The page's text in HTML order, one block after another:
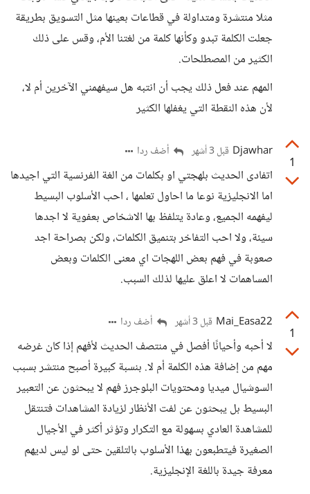
مثلا منتشرة ومتداولة في قطاعات بعينها مثل التسويق بطريقة
جعلت الكلمة تبدو وكأنها كلمة من لغتنا الأم، وقس على ذلك
الكثير من المصطلحات.
المهم عند فعل ذلك يجب أن انتبه هل سيفهمني الآخرين أم لا،
لأن هذه النقطة التي يغفلها الكثير
1
Djawhar قبل 3 أشهر أضف ردا
اتفادى الحديث بلهجتي او بكلمات من الغة الفرنسية التي اجيدها
اما الانجليزية نوعا ما احاول تعلمها ، احب الأسلوب البسيط
ليفهمه الجميع، وعادة يتلفظ بها الاشخاص بعفوية لا اجدها
سيئة، ولا احب التفاخر بتنميق الكلمات، ولكن بصراحة اجد
صعوبة في فهم بعض اللهجات اي معنى الكلمات وبعض
المساهمات لا اعلق عليها لذلك السبب.
1
Mai_Easa22 قبل 3 أشهر أضف ردا
لا أحبه وأحيانًا أفصل في منتصف الحديث لأفهم إذا كان غرضه
مهم من إضافة هذه الكلمة أم لا. بنسبة كبيرة أصبح منتشر بسبب
السوشيال ميديا ومحتويات البلوجرز فهم لا يبحثون عن التعبير
البسيط بل يبحثون عن لفت الأنظار لزيادة المشاهدات فتنتقل
للمشاهدة العادي بسهولة مع التكرار وتؤثر أكثر في الأجيال
الصغيرة فيتطبعون بهذا الأسلوب بالتلقين حتى لو ليس لديهم
معرفة جيدة باللغة الإنجليزية.